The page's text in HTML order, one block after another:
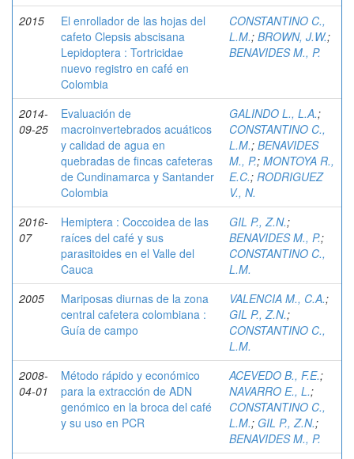
2015
El enrollador de las hojas del
cafeto Clepsis abscisana
Lepidoptera : Tortricidae
nuevo registro en café en
Colombia
CONSTANTINO C.,
L.M.; BROWN, J.W.;
BENAVIDES M., P.
2014-
09-25
Evaluación de
macroinvertebrados acuáticos
y calidad de agua en
quebradas de fincas cafeteras
de Cundinamarca y Santander
Colombia
GALINDO L., L.A.;
CONSTANTINO C.,
L.M.; BENAVIDES
M., P.; MONTOYA R.,
E.C.; RODRIGUEZ
V., N.
2016-
07
Hemiptera : Coccoidea de las
raíces del café y sus
parasitoides en el Valle del
Cauca
GIL P., Z.N.;
BENAVIDES M., P.;
CONSTANTINO C.,
L.M.
2005
Mariposas diurnas de la zona
central cafetera colombiana :
Guía de campo
VALENCIA M., C.A.;
GIL P., Z.N.;
CONSTANTINO C.,
L.M.
2008-
04-01
Método rápido y económico
para la extracción de ADN
genómico en la broca del café
y su uso en PCR
ACEVEDO B., F.E.;
NAVARRO E., L.;
CONSTANTINO C.,
L.M.; GIL P., Z.N.;
BENAVIDES M., P.